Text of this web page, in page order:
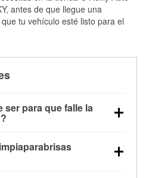
antes de que llegue una
tu vehículo esté listo para el
ser para que falle la
perder hasta la mitad de
de los 0 °F, lo que